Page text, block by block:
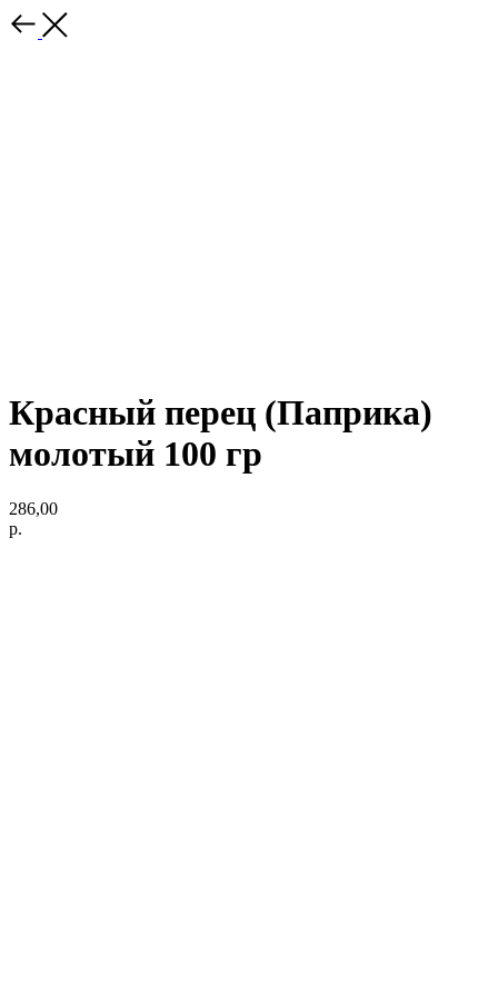
Красный перец (Паприка)
молотый 100 гр
286,00
р.